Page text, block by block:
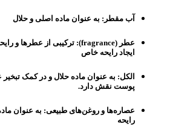
آب مقطر: به عنوان ماده اصلی و حلال
عطر (fragrance):
ترکیبی از عطرها و
ایجاد رایحه خاص
الکل: به عنوان ماده حلال و در کمک تبخیر
پوست نقش دارد.
عصاره‌ها و روغن‌های طبیعی: به عنوان
رایحه